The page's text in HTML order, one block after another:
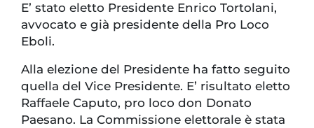
E’ stato eletto Presidente Enrico Tortolani,
avvocato e già presidente della Pro Loco
Eboli.
Alla elezione del Presidente ha fatto seguito
quella del Vice Presidente. E’ risultato eletto
Raffaele Caputo, pro loco don Donato
Paesano. La Commissione elettorale è stata